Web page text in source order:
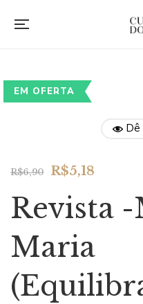
EM OFERTA
Dê
R$6,90
Original
was:
R$5,18
is:
Revista
Maria